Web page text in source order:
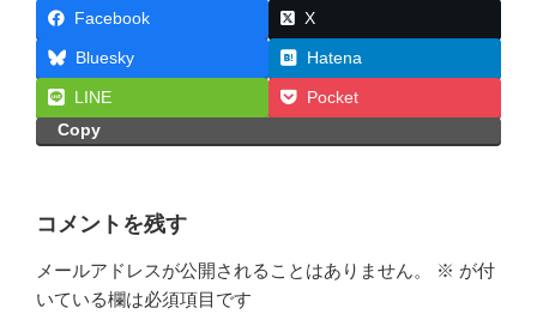
Facebook X
Bluesky Hatena
LINE
Pocket
Copy
コメントを残す
メールアドレスが公開されることはありません。 ※ が付
いている欄は必須項目です